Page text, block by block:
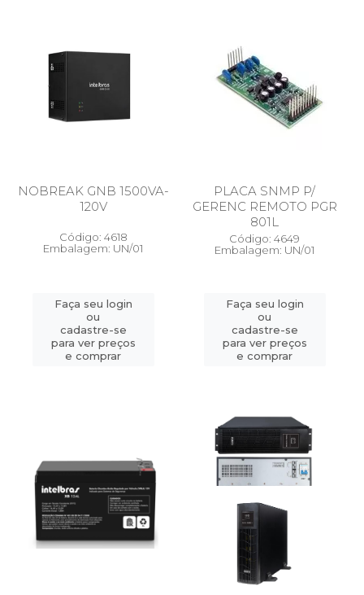
NOBREAK GNB 1500VA-
120V
Código: 4618
Embalagem: UN/01
Faça seu login
ou
cadastre-se
para ver preços
e comprar
PLACA SNMP P/
GERENC REMOTO PGR
801L
Código: 4649
Embalagem: UN/01
Faça seu login
ou
cadastre-se
para ver preços
e comprar